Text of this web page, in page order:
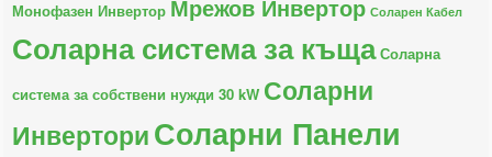
Монофазен Инвертор Мрежов Инвертор Соларен Кабел
Соларна система за къща Соларна
система за собствени нужди 30 kW Соларни
ИнверториСоларни Панели